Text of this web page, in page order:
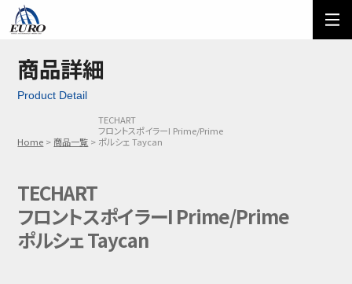
ご利用方法
メール問い合わせ
03-5674-7742
商品詳細
Product Detail
Home 商品一覧
TECHART
フロントスポイラーI Prime/Prime
ポルシェ Taycan
TECHART
フロントスポイラーI Prime/Prime
ポルシェ Taycan